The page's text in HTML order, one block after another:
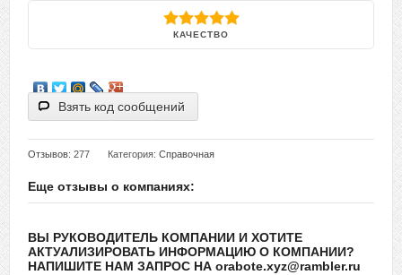
КАЧЕСТВО
Взять код сообщений
Отзывов: 277 Категория: Справочная
Еще отзывы о компаниях:
ВЫ РУКОВОДИТЕЛЬ КОМПАНИИ И ХОТИТЕ
АКТУАЛИЗИРОВАТЬ ИНФОРМАЦИЮ О КОМПАНИИ?
НАПИШИТЕ НАМ ЗАПРОС НА orabote.xyz@rambler.ru